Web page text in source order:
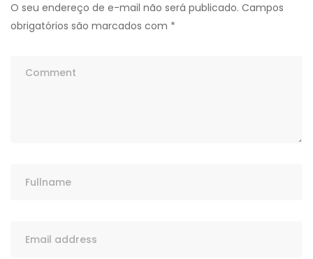
O seu endereço de e-mail não será publicado. Campos
obrigatórios são marcados com *